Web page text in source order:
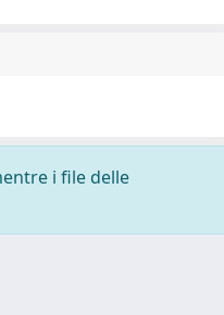
i file delle